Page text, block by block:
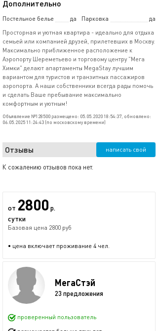
Дополнительно
Постельное белье да Парковка
да
Просторная и уютная квартира - идеально для отдыха
семьей или компанией друзей, прилетевших в Москву.
Максимально приближенное расположение к
Аэропорту Шереметьево и торговому центру "Мега
Химки" делают апартаменты MegaStay лучшим
вариантом для туристов и транзитных пассажиров
аэропорта. А наши собственники всегда рады помочь
и сделать Ваше пребывание максимально
комфортным и уютным!
Объявление №128500 размещено: 05.05.2020 18:54:37, обновлено:
06.05.2025 11:24:43 (по московскому времени)
Отзывы написать свой
К сожалению отзывов пока нет.
от 2800 р.
сутки
Базовая цена 2800 руб
• цена включает проживание 4 чел.
МегаСтэй
23 предложения
проверенный пользователь